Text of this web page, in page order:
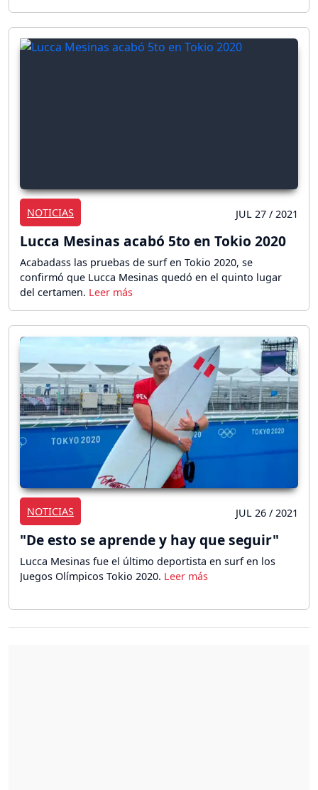
NOTICIAS JUL 27 / 2021
Lucca Mesinas acabó 5to en Tokio 2020
Acabadass las pruebas de surf en Tokio 2020, se
confirmó que Lucca Mesinas quedó en el quinto lugar
del certamen.
NOTICIAS JUL 26 / 2021
"De esto se aprende y hay que seguir"
Lucca Mesinas fue el último deportista en surf en los
Juegos Olímpicos Tokio 2020.